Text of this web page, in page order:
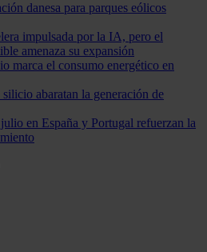
danesa para parques eólicos
impulsada por la IA, pero el
amenaza su expansión
marca el consumo energético en
silicio abaratan la generación de
en España y Portugal refuerzan la